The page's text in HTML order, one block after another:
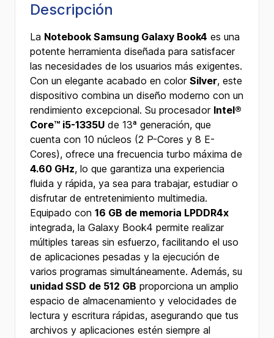
Descripción
La Notebook Samsung Galaxy Book4 es una
potente herramienta diseñada para satisfacer
las necesidades de los usuarios más exigentes.
Con un elegante acabado en color Silver, este
dispositivo combina un diseño moderno con un
rendimiento excepcional. Su procesador Intel®
Core™ i5-1335U de 13ª generación, que
cuenta con 10 núcleos (2 P-Cores y 8 E-
Cores), ofrece una frecuencia turbo máxima de
4.60 GHz, lo que garantiza una experiencia
fluida y rápida, ya sea para trabajar, estudiar o
disfrutar de entretenimiento multimedia.
Equipado con 16 GB de memoria LPDDR4x
integrada, la Galaxy Book4 permite realizar
múltiples tareas sin esfuerzo, facilitando el uso
de aplicaciones pesadas y la ejecución de
varios programas simultáneamente. Además, su
unidad SSD de 512 GB proporciona un amplio
espacio de almacenamiento y velocidades de
lectura y escritura rápidas, asegurando que tus
archivos y aplicaciones estén siempre al